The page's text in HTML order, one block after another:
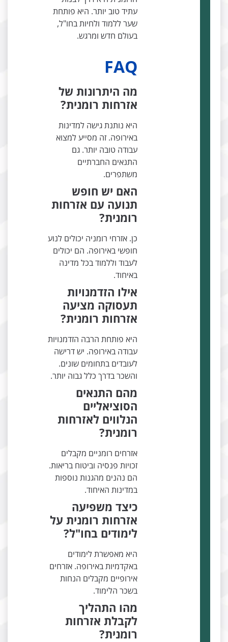
עתיד טוב יותר. היא פותחת
שער ללמוד ולחיות בחו"ל,
בעולם חדש ומרגש.
FAQ
מה היתרונות של
אזרחות רומנית?
היא נותנת גישה למדינות
באירופה. זה מסייע למצוא
עבודה טובה יותר. גם
התנאים החברתיים
משתפרים.
האם יש חופש
תנועה עם אזרחות
רומנית?
כן. אזרחי רומניה יכולים לנוע
חופשי באירופה. הם יכולים
לעבוד וללמוד בכל מדינה
באיחוד.
אילו הזדמנויות
תעסוקה מציעה
אזרחות רומנית?
היא פותחת הרבה הזדמנויות
עבודה באירופה. יש דרישה
לעובדים בתחומים שונים.
והשכר בדרך כלל גבוה יותר.
מהם התנאים
הסוציאליים
הנלווים לאזרחות
רומנית?
אזרחים רומניים מקבלים
זכויות פנסיה וביטוח בריאות.
הם נהנים מהגנות נוספות
במדינות האיחוד.
כיצד משפיעה
אזרחות רומנית על
לימודים בחו"ל?
היא מאפשרת לימודים
באקדמיות באירופה. אזרחים
אירופיים מקבלים הנחות
בשכר הלימוד.
מהו התהליך
לקבלת אזרחות
רומנית?